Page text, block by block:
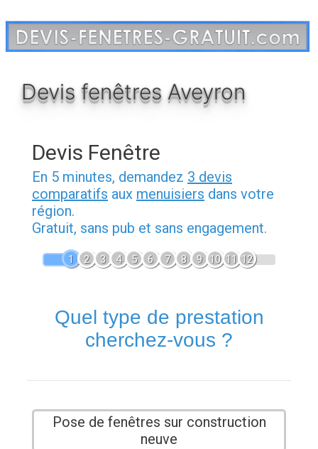
au
contenu
Devis fenêtres Aveyron
Devis Fenêtre
En 5 minutes, demandez 3 devis
comparatifs aux menuisiers dans votre
région.
Gratuit, sans pub et sans engagement.
1 2 3 4 5 6 7 8 9 10 11 12
Quel type de prestation
cherchez-vous ?
Pose de fenêtres sur construction
neuve